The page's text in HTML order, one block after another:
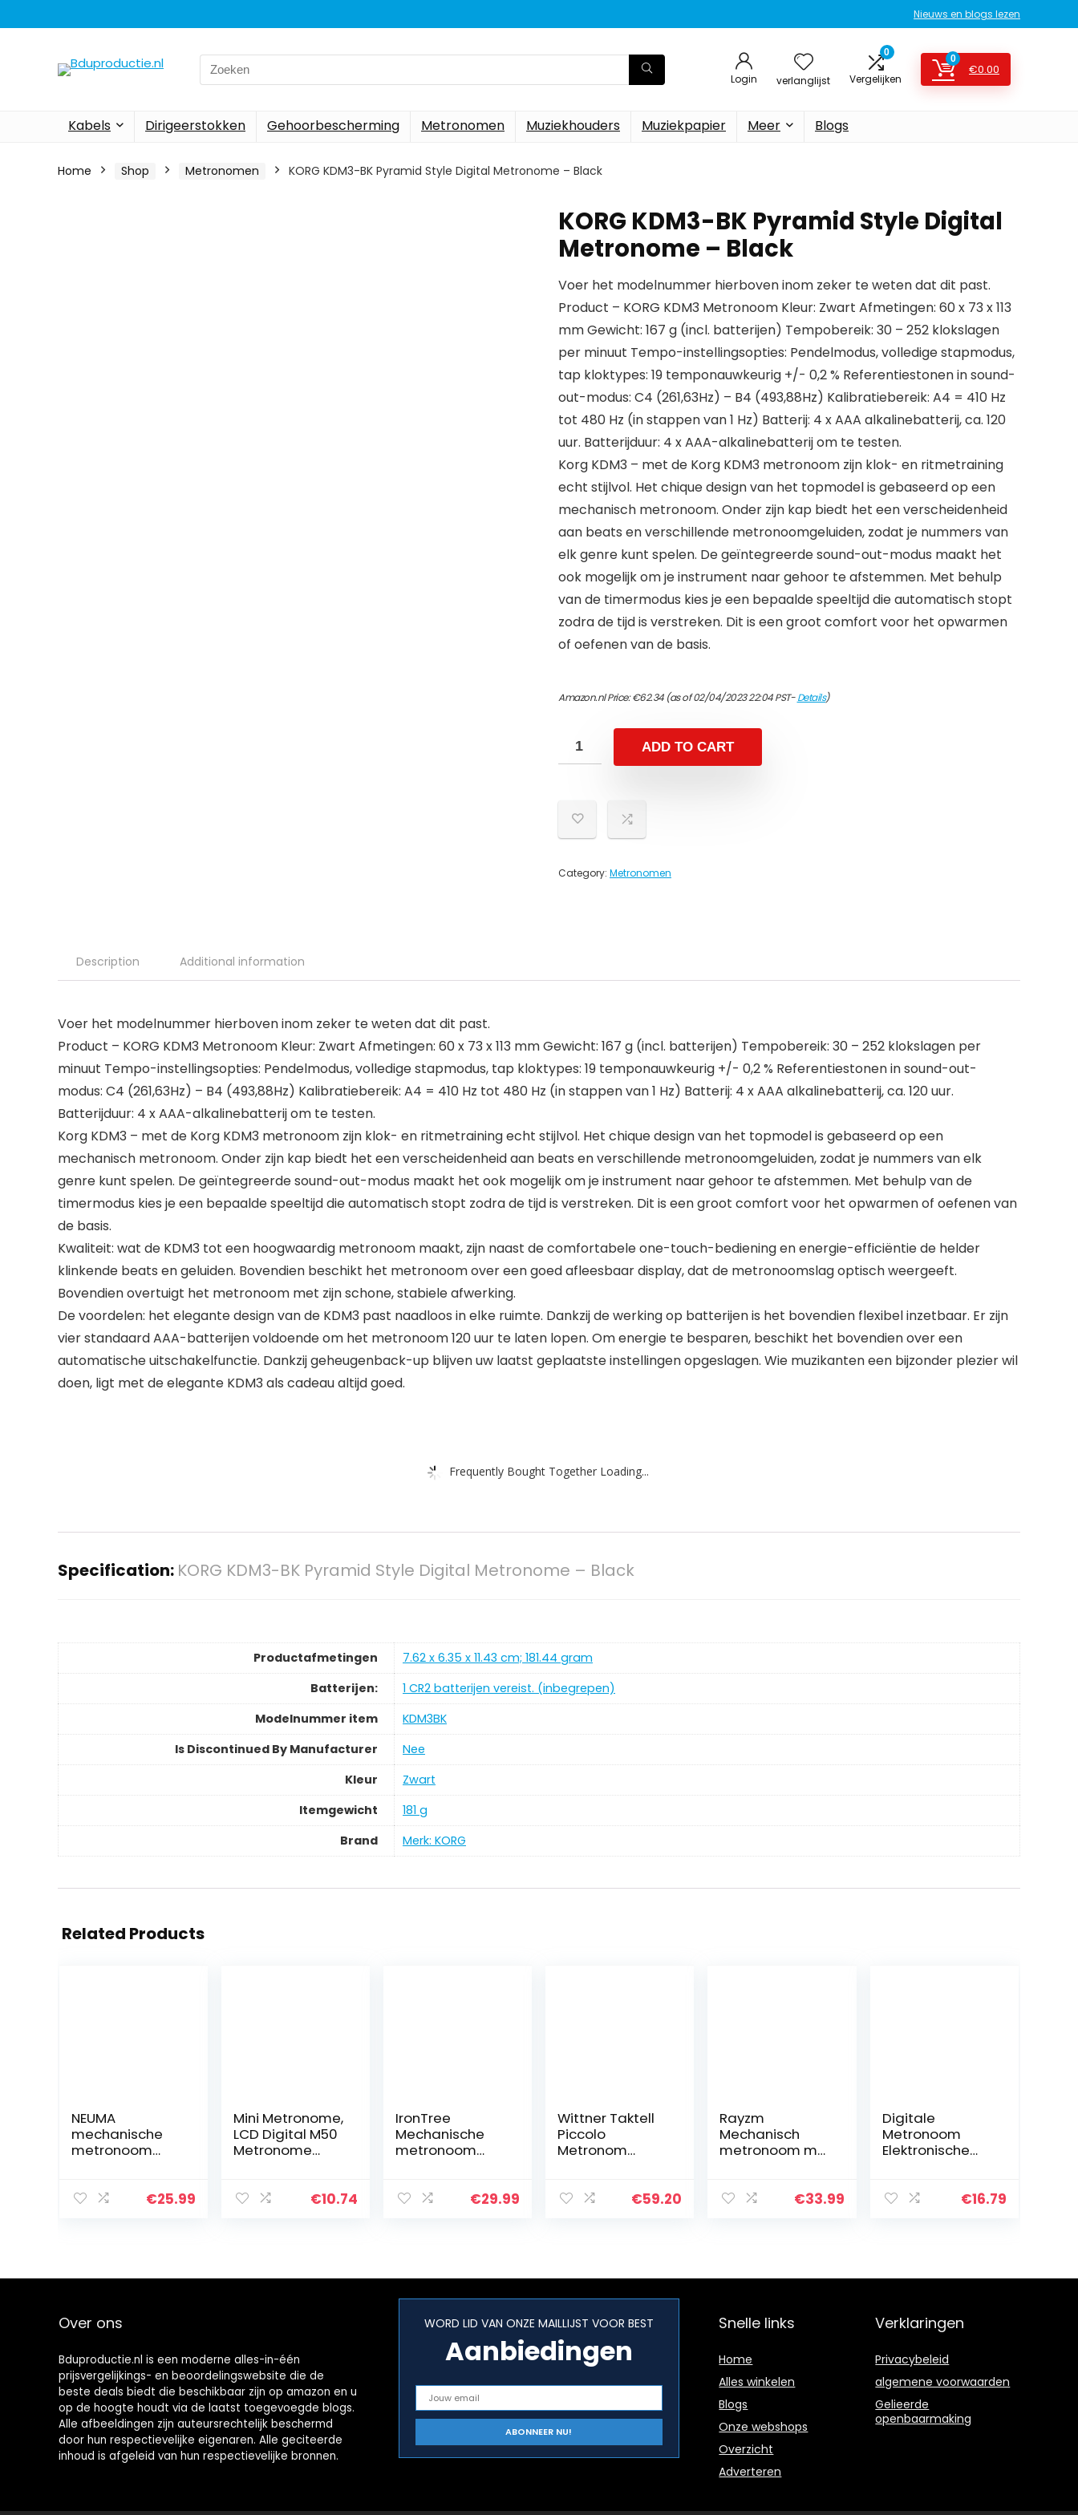
Nieuws en blogs lezen
Search
for:
Login verlanglijst
0
Vergelijken
0
€0.00
Kabels Dirigeerstokken Gehoorbescherming Metronomen Muziekhouders Muziekpapier Meer Blogs
Home Shop Metronomen KORG KDM3-BK Pyramid Style Digital Metronome – Black
KORG KDM3-BK Pyramid Style Digital
Metronome – Black
Voer het modelnummer hierboven inom zeker te weten dat dit past.
Product – KORG KDM3 Metronoom Kleur: Zwart Afmetingen: 60 x 73 x 113
mm Gewicht: 167 g (incl. batterijen) Tempobereik: 30 – 252 klokslagen
per minuut Tempo-instellingsopties: Pendelmodus, volledige stapmodus,
tap kloktypes: 19 temponauwkeurig +/- 0,2 % Referentiestonen in sound-
out-modus: C4 (261,63Hz) – B4 (493,88Hz) Kalibratiebereik: A4 = 410 Hz
tot 480 Hz (in stappen van 1 Hz) Batterij: 4 x AAA alkalinebatterij, ca. 120
uur. Batterijduur: 4 x AAA-alkalinebatterij om te testen.
Korg KDM3 – met de Korg KDM3 metronoom zijn klok- en ritmetraining
echt stijlvol. Het chique design van het topmodel is gebaseerd op een
mechanisch metronoom. Onder zijn kap biedt het een verscheidenheid
aan beats en verschillende metronoomgeluiden, zodat je nummers van
elk genre kunt spelen. De geïntegreerde sound-out-modus maakt het
ook mogelijk om je instrument naar gehoor te afstemmen. Met behulp
van de timermodus kies je een bepaalde speeltijd die automatisch stopt
zodra de tijd is verstreken. Dit is een groot comfort voor het opwarmen
of oefenen van de basis.
Amazon.nl Price:€62.34(as of 02/04/2023 22:04 PST-Details)
ADD TO CART
Category: Metronomen
Description Additional information
Voer het modelnummer hierboven inom zeker te weten dat dit past.
Product – KORG KDM3 Metronoom Kleur: Zwart Afmetingen: 60 x 73 x 113 mm Gewicht: 167 g (incl. batterijen) Tempobereik: 30 – 252 klokslagen per
minuut Tempo-instellingsopties: Pendelmodus, volledige stapmodus, tap kloktypes: 19 temponauwkeurig +/- 0,2 % Referentiestonen in sound-out-
modus: C4 (261,63Hz) – B4 (493,88Hz) Kalibratiebereik: A4 = 410 Hz tot 480 Hz (in stappen van 1 Hz) Batterij: 4 x AAA alkalinebatterij, ca. 120 uur.
Batterijduur: 4 x AAA-alkalinebatterij om te testen.
Korg KDM3 – met de Korg KDM3 metronoom zijn klok- en ritmetraining echt stijlvol. Het chique design van het topmodel is gebaseerd op een
mechanisch metronoom. Onder zijn kap biedt het een verscheidenheid aan beats en verschillende metronoomgeluiden, zodat je nummers van elk
genre kunt spelen. De geïntegreerde sound-out-modus maakt het ook mogelijk om je instrument naar gehoor te afstemmen. Met behulp van de
timermodus kies je een bepaalde speeltijd die automatisch stopt zodra de tijd is verstreken. Dit is een groot comfort voor het opwarmen of oefenen van
de basis.
Kwaliteit: wat de KDM3 tot een hoogwaardig metronoom maakt, zijn naast de comfortabele one-touch-bediening en energie-efficiëntie de helder
klinkende beats en geluiden. Bovendien beschikt het metronoom over een goed afleesbaar display, dat de metronoomslag optisch weergeeft.
Bovendien overtuigt het metronoom met zijn schone, stabiele afwerking.
De voordelen: het elegante design van de KDM3 past naadloos in elke ruimte. Dankzij de werking op batterijen is het bovendien flexibel inzetbaar. Er zijn
vier standaard AAA-batterijen voldoende om het metronoom 120 uur te laten lopen. Om energie te besparen, beschikt het bovendien over een
automatische uitschakelfunctie. Dankzij geheugenback-up blijven uw laatst geplaatste instellingen opgeslagen. Wie muzikanten een bijzonder plezier wil
doen, ligt met de elegante KDM3 als cadeau altijd goed.
Frequently Bought Together Loading...
Specification: KORG KDM3-BK Pyramid Style Digital Metronome – Black
Productafmetingen
‎7.62 x 6.35 x 11.43 cm; 181.44 gram
Batterijen:
‎1 CR2 batterijen vereist. (inbegrepen)
Modelnummer item
‎KDM3BK
Is Discontinued By Manufacturer
‎Nee
Kleur
‎Zwart
Itemgewicht
‎181 g
Brand
Merk: KORG
Related Products
NEUMA
mechanische
metronoom
o/viool, track
€25.99
Mini Metronome,
LCD Digital M50
Metronome
Metronome with
€10.74
IronTree
Mechanische
metronoom
€29.99
Wittner Taktell
Piccolo
Metronom
zonder bel
€59.20
Rayzm
Mechanisch
metronoom met
muziekinstrume
€33.99
Digitale
Metronoom
Elektronische
Clip-on LCD €16.79
Over ons
Bduproductie.nl is een moderne alles-in-één
prijsvergelijkings- en beoordelingswebsite die de
beste deals biedt die beschikbaar zijn op amazon en u
op de hoogte houdt via de laatst toegevoegde blogs.
Alle afbeeldingen zijn auteursrechtelijk beschermd
door hun respectievelijke eigenaren. Alle geciteerde
inhoud is afgeleid van hun respectievelijke bronnen.
WORD LID VAN ONZE MAILLIJST VOOR BEST
Aanbiedingen
Snelle links
Home
Alles winkelen
Blogs
Onze webshops
Overzicht
Adverteren
Verklaringen
Privacybeleid
algemene voorwaarden
Gelieerde
openbaarmaking